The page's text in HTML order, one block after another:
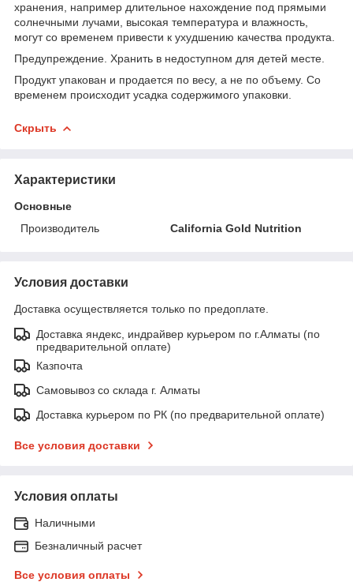
хранения, например длительное нахождение под прямыми
солнечными лучами, высокая температура и влажность,
могут со временем привести к ухудшению качества продукта.
Предупреждение. Хранить в недоступном для детей месте.
Продукт упакован и продается по весу, а не по объему. Со
временем происходит усадка содержимого упаковки.
Скрыть
Характеристики
Основные
Производитель
California Gold Nutrition
Условия доставки
Доставка осуществляется только по предоплате.
Доставка яндекс, индрайвер курьером по г.Алматы (по
предварительной оплате)
Казпочта
Самовывоз со склада г. Алматы
Доставка курьером по РК (по предварительной оплате)
Все условия доставки
Условия оплаты
Наличными
Безналичный расчет
Все условия оплаты